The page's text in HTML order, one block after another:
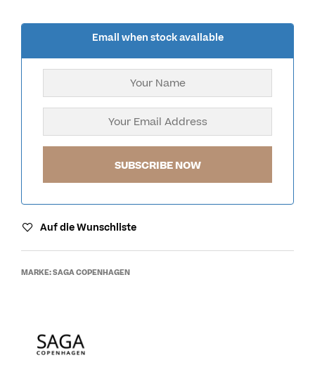
Email when stock available
Auf die Wunschliste
MARKE:SAGA COPENHAGEN